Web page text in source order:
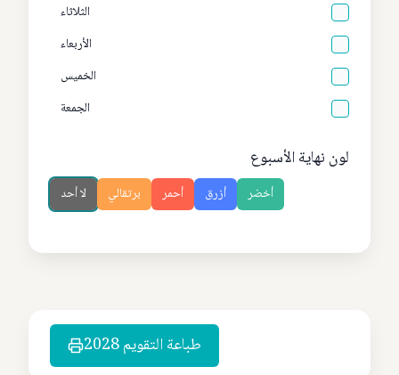
الثلاثاء
الأربعاء
الخميس
الجمعة
لون نهاية الأسبوع
لا أحد برتقالي أحمر أزرق أخضر
طباعة التقويم2028